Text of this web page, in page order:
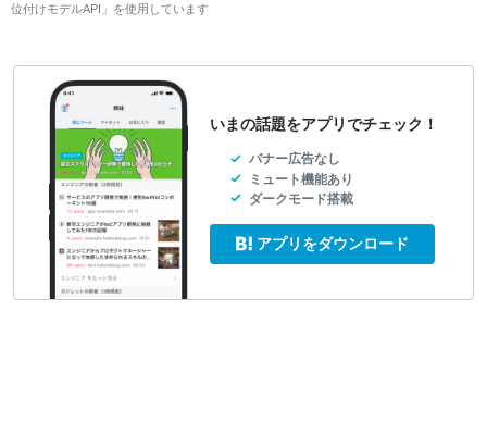
位付けモデルAPI」を使用しています
いまの話題をアプリでチェック！
バナー広告なし
ミュート機能あり
ダークモード搭載
アプリをダウンロード